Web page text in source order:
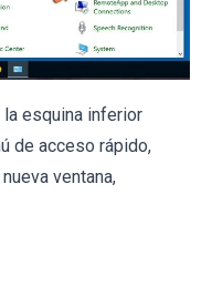
esquina inferior
de acceso rápido,
ventana,